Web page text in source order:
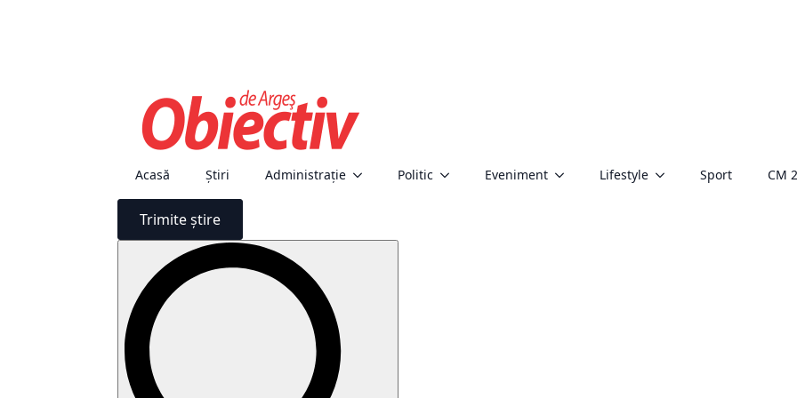
Acasă Știri Administraţie Politic Eveniment Lifestyle Sport CM
Trimite știre